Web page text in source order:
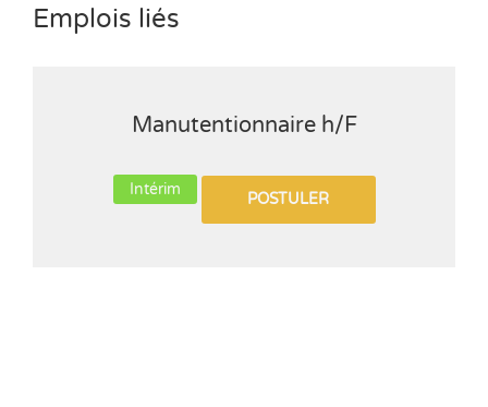
Emplois liés
Manutentionnaire h/F
Intérim
POSTULER